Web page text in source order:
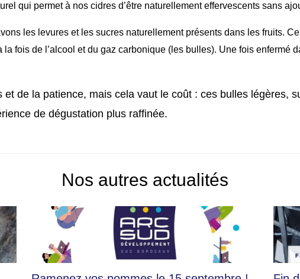
qui permet à nos cidres d’être naturellement effervescents sans
les levures et les sucres naturellement présents dans les fruits. Ce
fois de l’alcool et du gaz carbonique (les bulles). Une fois enfermé
de la patience, mais cela vaut le coût : ces bulles légères,
de dégustation plus raffinée.
Nos autres actualités